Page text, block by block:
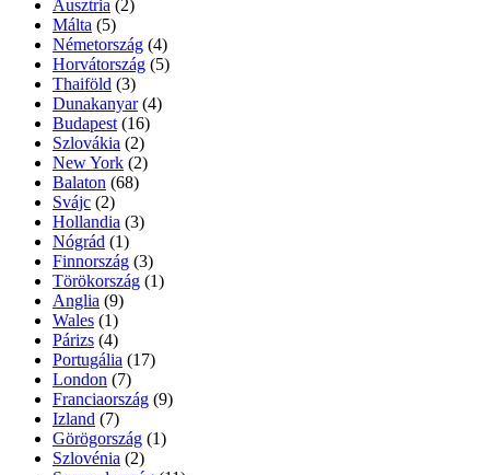
Ausztria (2)
Málta (5)
Németország (4)
Horvátország (5)
Thaiföld (3)
Dunakanyar (4)
Budapest (16)
Szlovákia (2)
New York (2)
Balaton (68)
Svájc (2)
Hollandia (3)
Nógrád (1)
Finnország (3)
Törökország (1)
Anglia (9)
Wales (1)
Párizs (4)
Portugália (17)
London (7)
Franciaország (9)
Izland (7)
Görögország (1)
Szlovénia (2)